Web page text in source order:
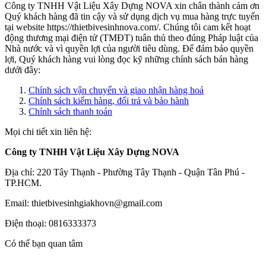
Công ty TNHH Vật Liệu Xây Dựng NOVA xin chân thành cảm ơn
Quý khách hàng đã tin cậy và sử dụng dịch vụ mua hàng trực tuyến
tại website https://thietbivesinhnova.com/. Chúng tôi cam kết hoạt
động thương mại điện tử (TMĐT) tuân thủ theo đúng Pháp luật của
Nhà nước và vì quyền lợi của người tiêu dùng. Để đảm bảo quyền
lợi, Quý khách hàng vui lòng đọc kỹ những chính sách bán hàng
dưới đây:
Chính sách vận chuyển và giao nhận hàng hoá
Chính sách kiểm hàng, đổi trả và bảo hành
Chính sách thanh toán
Mọi chi tiết xin liên hệ:
Công ty TNHH Vật Liệu Xây Dựng NOVA
Địa chỉ: 220 Tây Thạnh - Phường Tây Thạnh - Quận Tân Phú -
TP.HCM.
Email: thietbivesinhgiakhovn@gmail.com
Điện thoại: 0816333373
Có thể bạn quan tâm